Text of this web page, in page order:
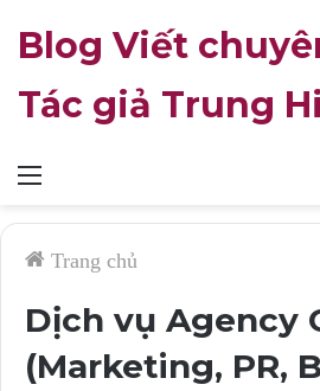
Mục
Blog Viết
Tác giả Trung
Trang chủ
Dịch vụ Agency
(Marketing, PR,